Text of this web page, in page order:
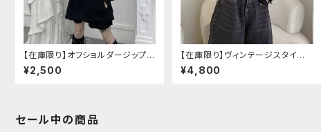
【在庫限り】オフショルダージップパ
ーカー
¥2,500
【在庫限り】ヴィンテージスタイル
バックルベルトシャツ
¥4,800
セール中の商品